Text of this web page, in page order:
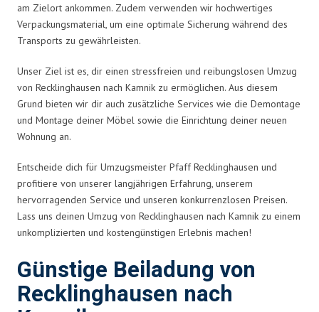
am Zielort ankommen. Zudem verwenden wir hochwertiges
Verpackungsmaterial, um eine optimale Sicherung während des
Transports zu gewährleisten.
Unser Ziel ist es, dir einen stressfreien und reibungslosen Umzug
von Recklinghausen nach Kamnik zu ermöglichen. Aus diesem
Grund bieten wir dir auch zusätzliche Services wie die Demontage
und Montage deiner Möbel sowie die Einrichtung deiner neuen
Wohnung an.
Entscheide dich für Umzugsmeister Pfaff Recklinghausen und
profitiere von unserer langjährigen Erfahrung, unserem
hervorragenden Service und unseren konkurrenzlosen Preisen.
Lass uns deinen Umzug von Recklinghausen nach Kamnik zu einem
unkomplizierten und kostengünstigen Erlebnis machen!
Günstige Beiladung von
Recklinghausen nach